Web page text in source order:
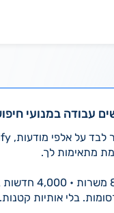
עבודה במנועי
מתאימות לך.
בלי אותיות קטנות.